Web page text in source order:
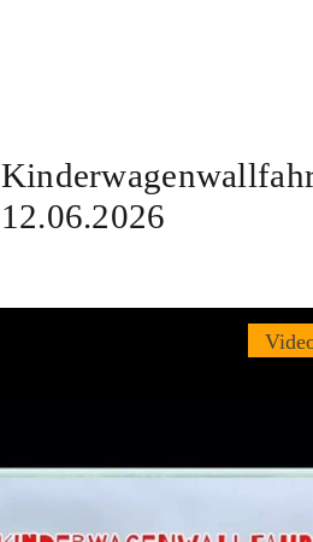
12.06.2026